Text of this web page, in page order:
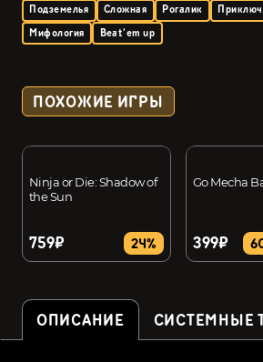
Подземелья Сложная Рогалик
Мифология
Beat'em up
ПОХОЖИЕ ИГРЫ
Ninja or Die: Shadow of
the Sun
759₽ 24%
Go Mecha
399₽
ОПИСАНИЕ СИСТЕМНЫЕ